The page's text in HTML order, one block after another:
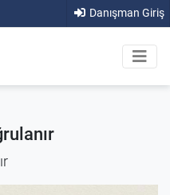
Danışman Giriş